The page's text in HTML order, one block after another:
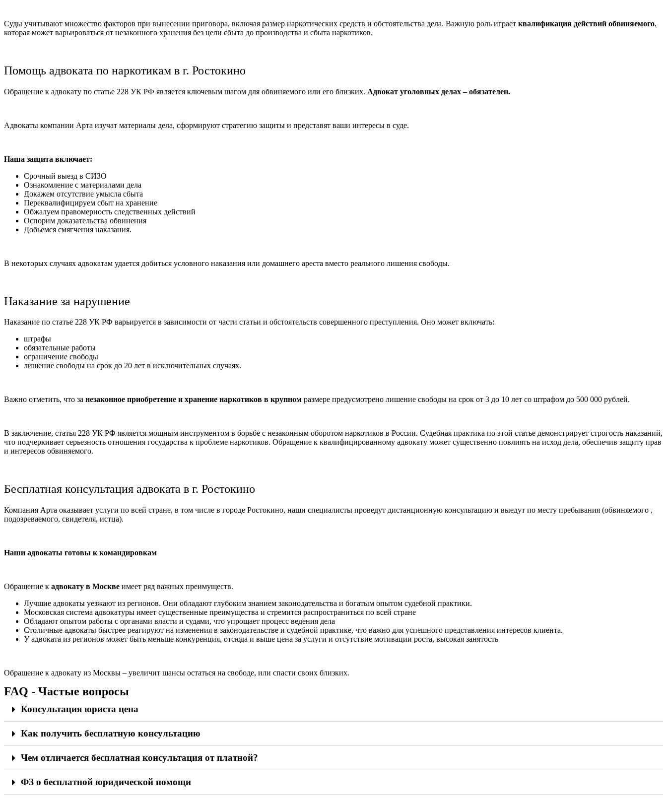
Суды учитывают множество факторов при вынесении приговора, включая размер наркотических средств и обстоятельства дела. Важную роль играет квалификация действий обвиняемого,
которая может варьироваться от незаконного хранения без цели сбыта до производства и сбыта наркотиков.
Помощь адвоката по наркотикам в г. Ростокино
Обращение к адвокату по статье 228 УК РФ является ключевым шагом для обвиняемого или его близких. Адвокат уголовных делах – обязателен.
Адвокаты компании Арта изучат материалы дела, сформируют стратегию защиты и представят ваши интересы в суде.
Наша защита включает:
Срочный выезд в СИЗО
Ознакомление с материалами дела
Докажем отсутствие умысла сбыта
Переквалифицируем сбыт на хранение
Обжалуем правомерность следственных действий
Оспорим доказательства обвинения
Добьемся смягчения наказания.
В некоторых случаях адвокатам удается добиться условного наказания или домашнего ареста вместо реального лишения свободы.
Наказание за нарушение
Наказание по статье 228 УК РФ варьируется в зависимости от части статьи и обстоятельств совершенного преступления. Оно может включать:
штрафы
обязательные работы
ограничение свободы
лишение свободы на срок до 20 лет в исключительных случаях.
Важно отметить, что за незаконное приобретение и хранение наркотиков в крупном размере предусмотрено лишение свободы на срок от 3 до 10 лет со штрафом до 500 000 рублей.
В заключение, статья 228 УК РФ является мощным инструментом в борьбе с незаконным оборотом наркотиков в России. Судебная практика по этой статье демонстрирует строгость наказаний,
что подчеркивает серьезность отношения государства к проблеме наркотиков. Обращение к квалифицированному адвокату может существенно повлиять на исход дела, обеспечив защиту прав
и интересов обвиняемого.
Бесплатная консультация адвоката в г. Ростокино
Компания Арта оказывает услуги по всей стране, в том числе в городе Ростокино, наши специалисты проведут дистанционную консультацию и выедут по месту пребывания (обвиняемого ,
подозреваемого, свидетеля, истца).
Наши адвокаты готовы к командировкам
Обращение к адвокату в Москве имеет ряд важных преимуществ.
Лучшие адвокаты уезжают из регионов. Они обладают глубоким знанием законодательства и богатым опытом судебной практики.
Московская система адвокатуры имеет существенные преимущества и стремится распространиться по всей стране
Обладают опытом работы с органами власти и судами, что упрощает процесс ведения дела
Столичные адвокаты быстрее реагируют на изменения в законодательстве и судебной практике, что важно для успешного представления интересов клиента.
У адвоката из регионов может быть меньше конкуренция, отсюда и выше цена за услуги и отсутствие мотивации роста, высокая занятость
Обращение к адвокату из Москвы – увеличит шансы остаться на свободе, или спасти своих близких.
FAQ - Частые вопросы
Консультация юриста цена
Как получить бесплатную консультацию
Чем отличается бесплатная консультация от платной?
ФЗ о бесплатной юридической помощи